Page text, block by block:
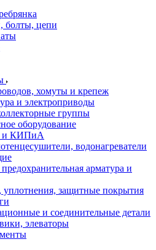
болты, цепи
хомуты и крепеж
и электроприводы
группы
оборудование
и КИПиА
водонагреватели
арматура и
уплотнения, защитные покрытия
и соединительные детали
элеваторы